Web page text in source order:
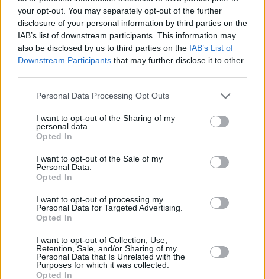
your opt-out. You may separately opt-out of the further
disclosure of your personal information by third parties on the
IAB’s list of downstream participants. This information may
also be disclosed by us to third parties on the IAB’s List of
Downstream Participants that may further disclose it to other
Personal Data Processing Opt Outs
I want to opt-out of the Sharing of my
personal data.
Opted In
I want to opt-out of the Sale of my
Personal Data.
Opted In
I want to opt-out of processing my
Personal Data for Targeted Advertising.
Opted In
I want to opt-out of Collection, Use,
Retention, Sale, and/or Sharing of my
Personal Data that Is Unrelated with the
Purposes for which it was collected.
Opted In
ΔΙΑΒΑΣΤΕ ΑΚΟΜΗ
ΕΛΛΑΔΑ
Νέος σεισμός τώρα στην χώρα